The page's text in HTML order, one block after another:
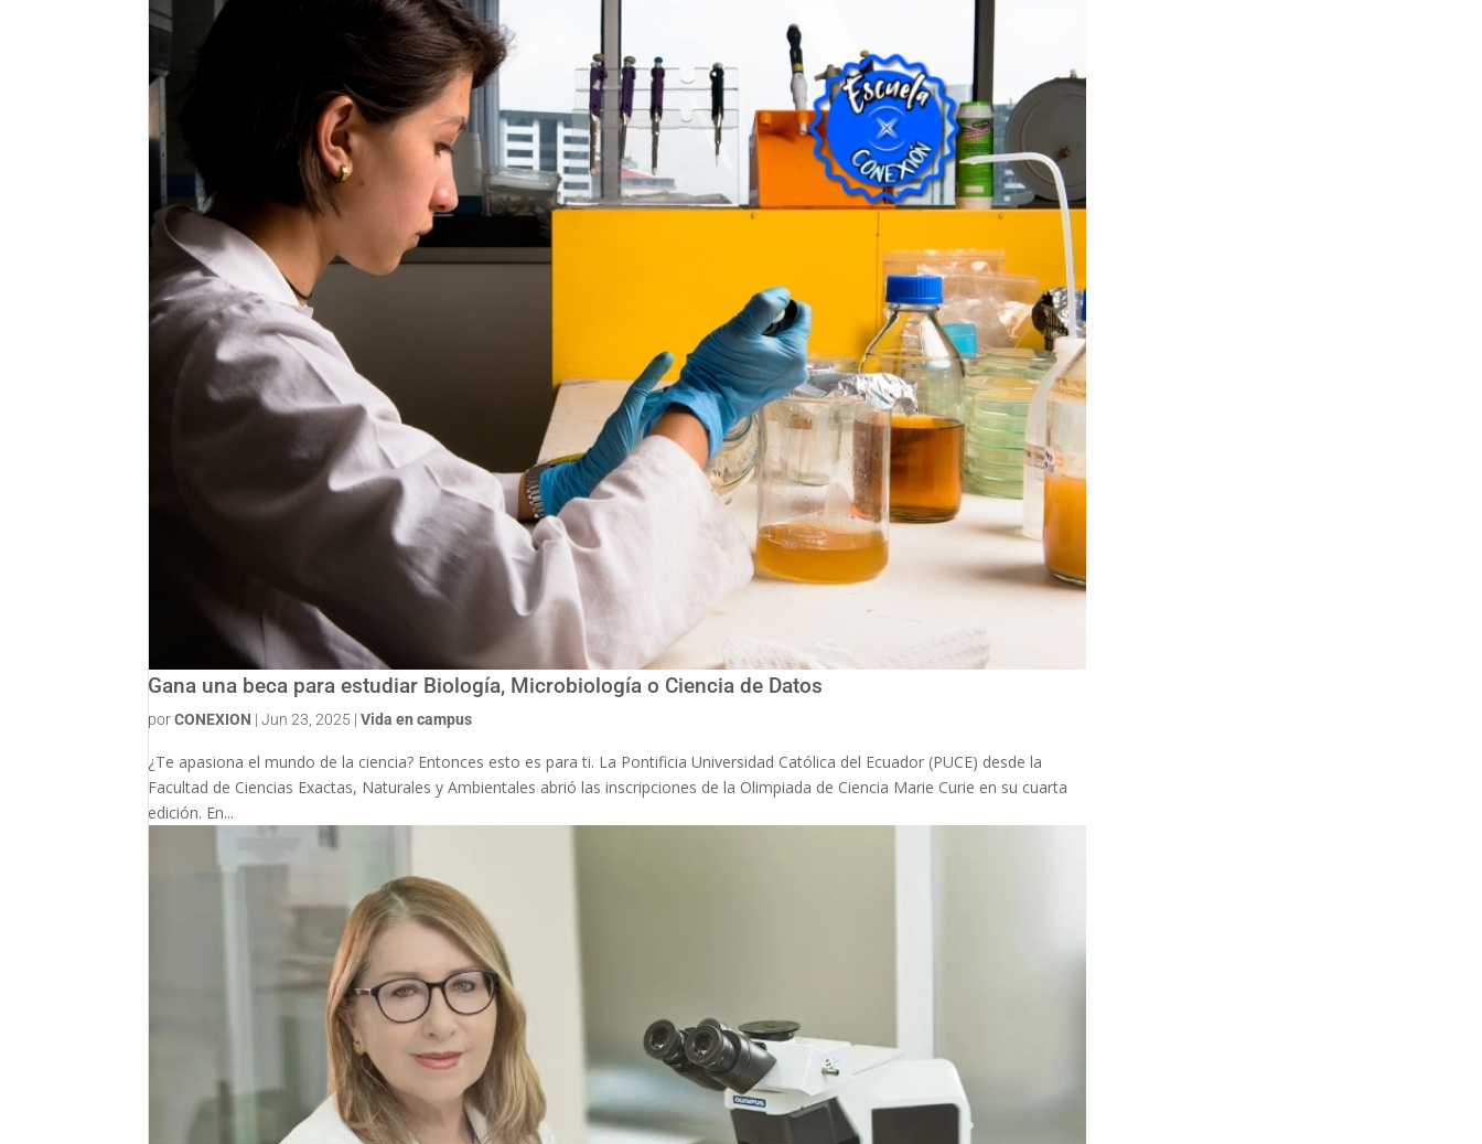
Gana una beca para estudiar Biología, Microbiología o Ciencia de Datos
porCONEXION |Jun 23, 2025 |Vida en campus
¿Te apasiona el mundo de la ciencia? Entonces esto es para ti. La Pontificia Universidad Católica del Ecuador (PUCE) desde la
Facultad de Ciencias Exactas, Naturales y Ambientales abrió las inscripciones de la Olimpiada de Ciencia Marie Curie en su cuarta
edición. En...